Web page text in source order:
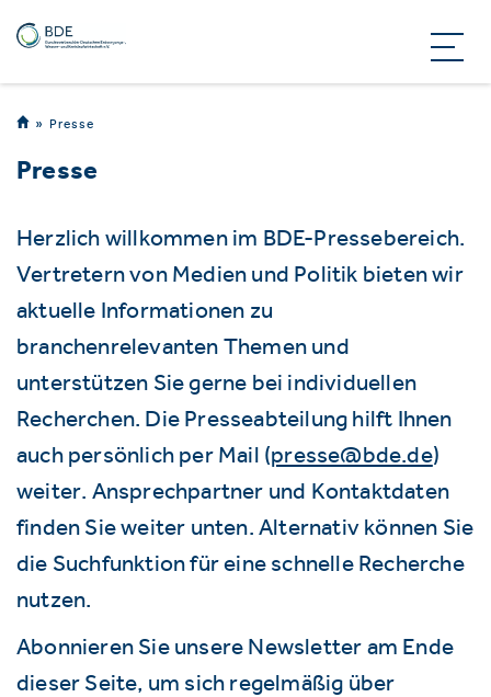
Presse
Presse
Herzlich willkommen im BDE-Pressebereich.
Vertretern von Medien und Politik bieten wir
aktuelle Informationen zu
branchenrelevanten Themen und
unterstützen Sie gerne bei individuellen
Recherchen. Die Presseabteilung hilft Ihnen
auch persönlich per Mail (presse@bde.de)
weiter. Ansprechpartner und Kontaktdaten
finden Sie weiter unten. Alternativ können Sie
die Suchfunktion für eine schnelle Recherche
nutzen.
Abonnieren Sie unsere Newsletter am Ende
dieser Seite, um sich regelmäßig über